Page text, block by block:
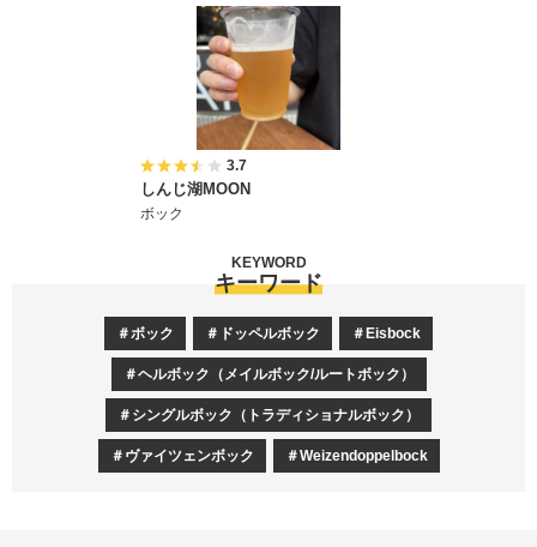
3.7
しんじ湖MOON
ボック
キーワード
KEYWORD
ボック ドッペルボック Eisbock
ヘルボック（メイルボック/ルートボック）
シングルボック（トラディショナルボック）
ヴァイツェンボック Weizendoppelbock